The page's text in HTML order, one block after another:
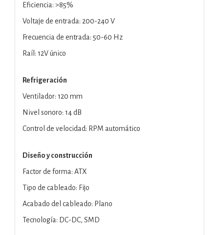
Eficiencia: >85%
Voltaje de entrada: 200-240 V
Frecuencia de entrada: 50-60 Hz
Raíl: 12V único
Refrigeración
Ventilador: 120 mm
Nivel sonoro: 14 dB
Control de velocidad: RPM automático
Diseño y construcción
Factor de forma: ATX
Tipo de cableado: Fijo
Acabado del cableado: Plano
Tecnología: DC-DC, SMD